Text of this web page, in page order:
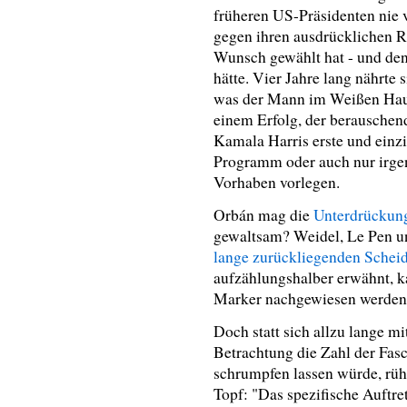
früheren US-Präsidenten nie
gegen ihren ausdrücklichen
Wunsch gewählt hat - und
hätte. Vier Jahre lang nährte
was der Mann im Weißen
einem Erfolg, der
Kamala Harris erste und
Programm oder auch nur
Vorhaben vorlegen.
Orbán mag die
gewaltsam? Weidel, Le Pen
lange zurückliegenden
aufzählungshalber erwähnt,
Marker nachgewiesen
Doch statt sich allzu lange
Betrachtung die Zahl der
schrumpfen lassen würde,
Topf: "Das spezifische